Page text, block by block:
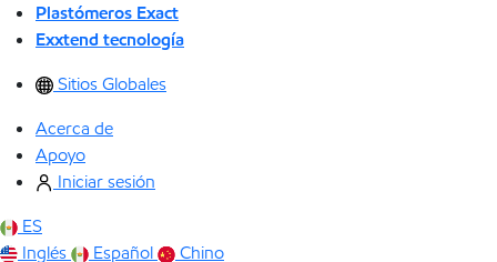
Plastómeros Exact
Exxtend tecnología
Sitios Globales
Acerca de
Apoyo
Iniciar sesión
ES
Inglés
Español
Chino